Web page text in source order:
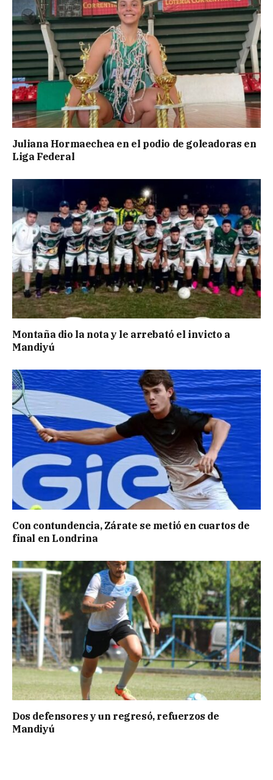
Juliana Hormaechea en el podio de goleadoras en
Liga Federal
Montaña dio la nota y le arrebató el invicto a
Mandiyú
Con contundencia, Zárate se metió en cuartos de
final en Londrina
Dos defensores y un regresó, refuerzos de
Mandiyú